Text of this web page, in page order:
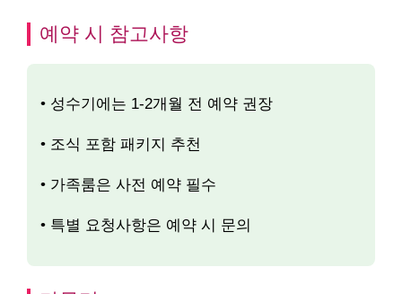
예약 시 참고사항
• 성수기에는 1-2개월 전 예약 권장
• 조식 포함 패키지 추천
• 가족룸은 사전 예약 필수
• 특별 요청사항은 예약 시 문의